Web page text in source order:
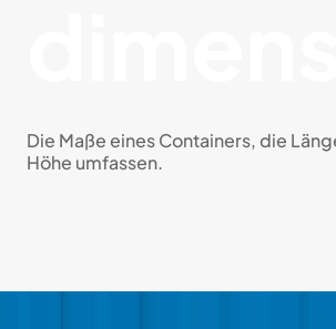
Die Maße eines Containers, die
Höhe umfassen.